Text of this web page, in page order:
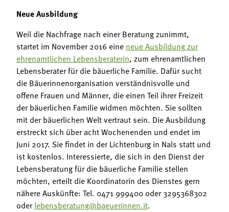
Neue Ausbildung
Weil die Nachfrage nach einer Beratung zunimmt,
startet im November 2016 eine neue Ausbildung zur
ehrenamtlichen Lebensberaterin, zum ehrenamtlichen
Lebensberater für die bäuerliche Familie. Dafür sucht
die Bäuerinnenorganisation verständnisvolle und
offene Frauen und Männer, die einen Teil ihrer Freizeit
der bäuerlichen Familie widmen möchten. Sie sollten
mit der bäuerlichen Welt vertraut sein. Die Ausbildung
erstreckt sich über acht Wochenenden und endet im
Juni 2017. Sie findet in der Lichtenburg in Nals statt und
ist kostenlos. Interessierte, die sich in den Dienst der
Lebensberatung für die bäuerliche Familie stellen
möchten, erteilt die Koordinatorin des Dienstes gern
nähere Auskünfte: Tel. 0471 999400 oder 3295368302
oderlebensberatung@baeuerinnen.it.